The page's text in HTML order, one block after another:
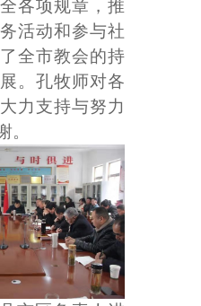
各项规章，推
活动和参与社
全市教会的持
。孔牧师对各
力支持与努力
。